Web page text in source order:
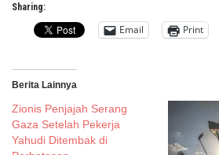
Sharing:
Email Print
Berita Lainnya
Zionis Penjajah Serang
Gaza Setelah Pekerja
Yahudi Ditembak di